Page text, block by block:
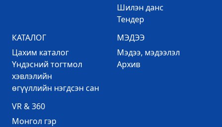
Шилэн данс
Тендер
КАТАЛОГ
Цахим каталог
Үндэсний тогтмол
хэвлэлийн
өгүүллийн нэгдсэн сан
МЭДЭЭ
Mэдээ, мэдээлэл
Архив
VR & 360
Mонгол гэр